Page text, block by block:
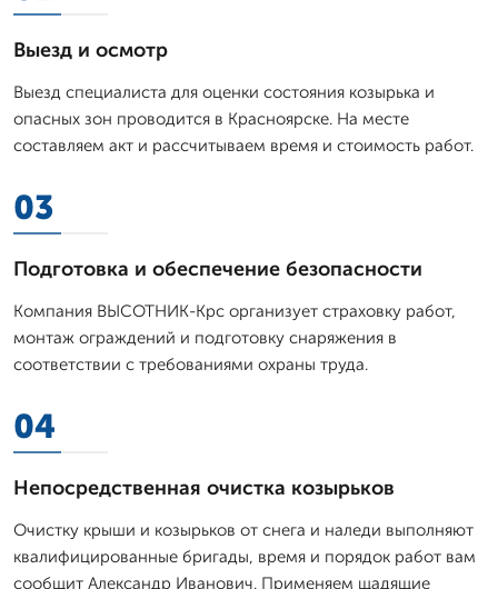
Выезд и осмотр
Выезд специалиста для оценки состояния козырька и
опасных зон проводится в Красноярске. На месте
составляем акт и рассчитываем время и стоимость работ.
03
Подготовка и обеспечение безопасности
Компания ВЫСОТНИК-Крс организует страховку работ,
монтаж ограждений и подготовку снаряжения в
соответствии с требованиями охраны труда.
04
Непосредственная очистка козырьков
Очистку крыши и козырьков от снега и наледи выполняют
квалифицированные бригады, время и порядок работ вам
сообщит Александр Иванович. Применяем щадящие